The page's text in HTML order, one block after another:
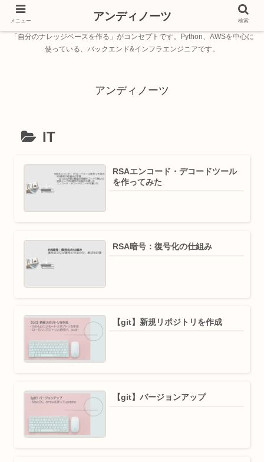
「自分のナレッジベースを作る」がコンセプトです。Python、AWSを中心に
使っている、バックエンド&インフラエンジニアです。
アンディノーツ
IT
RSAエンコード・デコードツール
を作ってみた
RSA暗号：復号化の仕組み
【git】新規リポジトリを作成
【git】バージョンアップ
メニュー アンディノーツ 検索